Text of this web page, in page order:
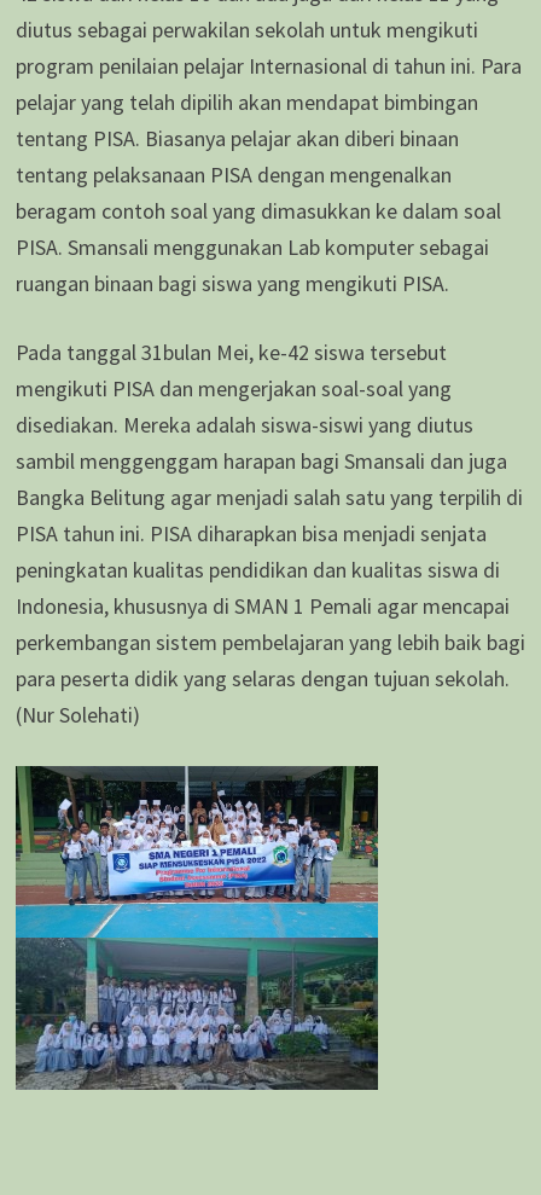
diutus sebagai perwakilan sekolah untuk mengikuti
program penilaian pelajar Internasional di tahun ini. Para
pelajar yang telah dipilih akan mendapat bimbingan
tentang PISA. Biasanya pelajar akan diberi binaan
tentang pelaksanaan PISA dengan mengenalkan
beragam contoh soal yang dimasukkan ke dalam soal
PISA. Smansali menggunakan Lab komputer sebagai
ruangan binaan bagi siswa yang mengikuti PISA.
Pada tanggal 31bulan Mei, ke-42 siswa tersebut
mengikuti PISA dan mengerjakan soal-soal yang
disediakan. Mereka adalah siswa-siswi yang diutus
sambil menggenggam harapan bagi Smansali dan juga
Bangka Belitung agar menjadi salah satu yang terpilih di
PISA tahun ini. PISA diharapkan bisa menjadi senjata
peningkatan kualitas pendidikan dan kualitas siswa di
Indonesia, khususnya di SMAN 1 Pemali agar mencapai
perkembangan sistem pembelajaran yang lebih baik bagi
para peserta didik yang selaras dengan tujuan sekolah.
(Nur Solehati)